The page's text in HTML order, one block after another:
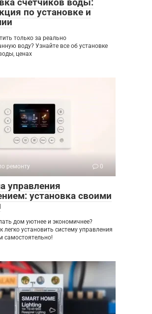
по установке и
только за реально
воду? Узнайте все об установке
ценах
ремонту 0
управления
установка своими
дом уютнее и экономичнее?
легко установить систему управления
самостоятельно!